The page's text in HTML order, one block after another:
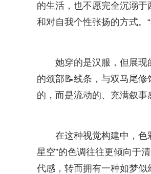
的生活，也不愿完全沉溺
和对自我个性张扬的方式。
她穿的是汉服，但展
的颈部📝线条，与双马尾
的，而是流动的、充满叙事
在这种视觉构建中，色
星空”的色调往往更倾向于
代感，转而拥有一种如梦